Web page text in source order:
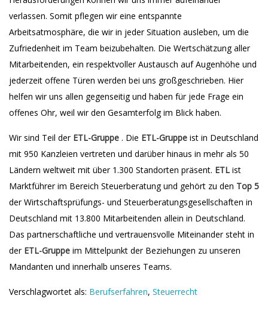
verlassen. Somit pflegen wir eine entspannte
Arbeitsatmosphäre, die wir in jeder Situation ausleben, um die
Zufriedenheit im Team beizubehalten. Die Wertschätzung aller
Mitarbeitenden, ein respektvoller Austausch auf Augenhöhe und
jederzeit offene Türen werden bei uns großgeschrieben. Hier
helfen wir uns allen gegenseitig und haben für jede Frage ein
offenes Ohr, weil wir den Gesamterfolg im Blick haben.
Wir sind Teil der ETL-Gruppe . Die ETL-Gruppe ist in Deutschland
mit 950 Kanzleien vertreten und darüber hinaus in mehr als 50
Ländern weltweit mit über 1.300 Standorten präsent. ETL ist
Marktführer im Bereich Steuerberatung und gehört zu den Top 5
der Wirtschaftsprüfungs- und Steuerberatungsgesellschaften in
Deutschland mit 13.800 Mitarbeitenden allein in Deutschland.
Das partnerschaftliche und vertrauensvolle Miteinander steht in
der ETL-Gruppe im Mittelpunkt der Beziehungen zu unseren
Mandanten und innerhalb unseres Teams.
Verschlagwortet als: Berufserfahren, Steuerrecht